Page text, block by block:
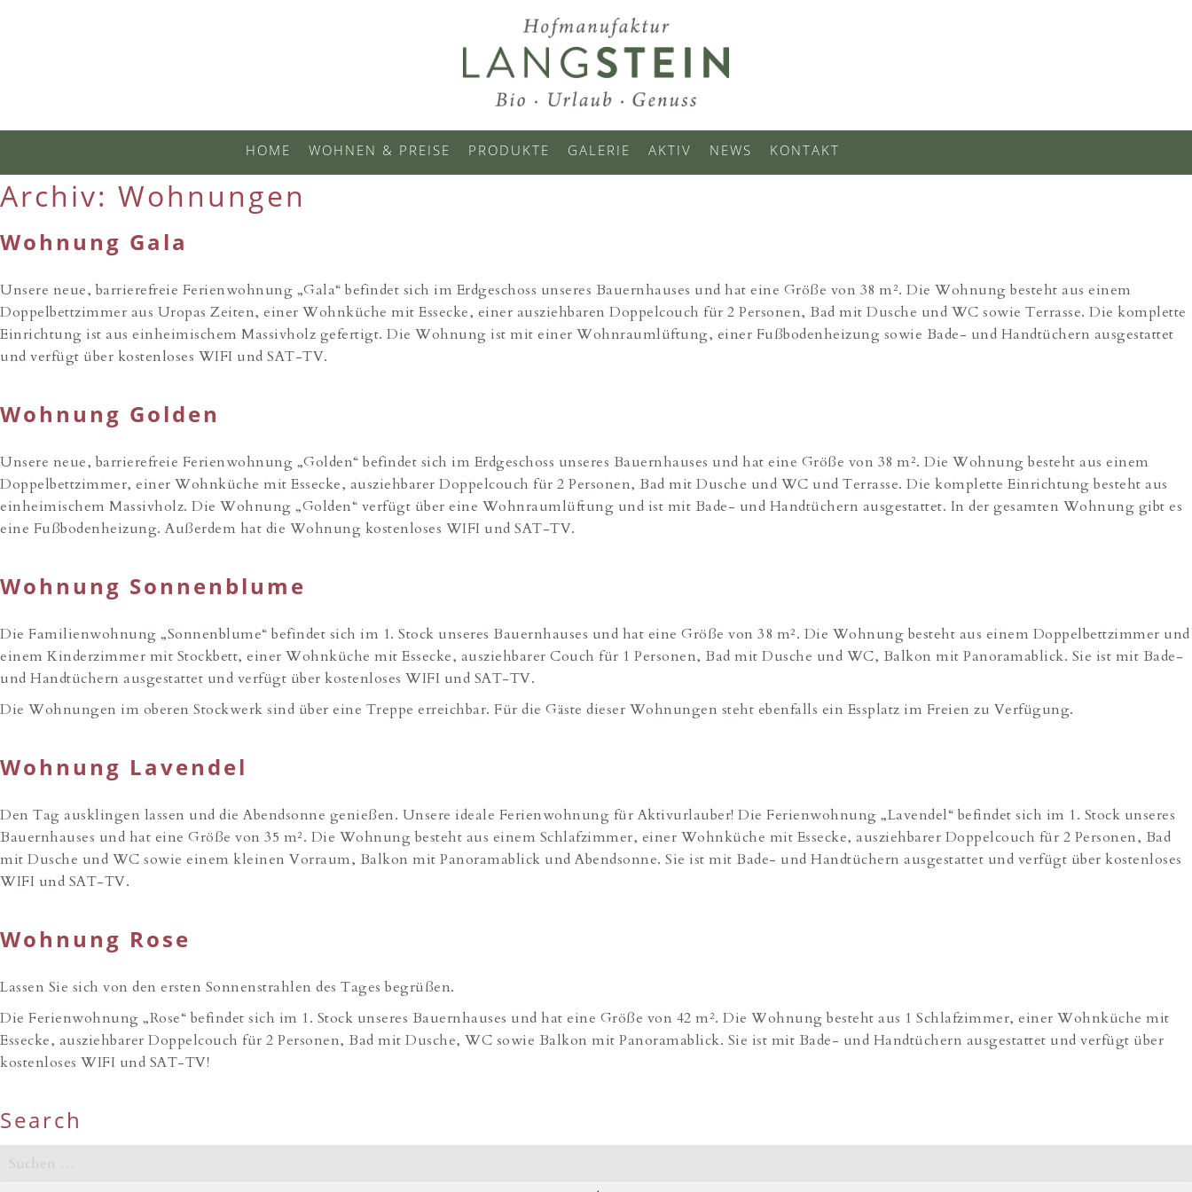
HOME WOHNEN & PREISE PRODUKTE GALERIE AKTIV NEWS KONTAKT
Archiv: Wohnungen
Wohnung Gala
Unsere neue, barrierefreie Ferienwohnung „Gala“ befindet sich im Erdgeschoss unseres Bauernhauses und hat eine Größe von 38 m². Die Wohnung besteht aus einem
Doppelbettzimmer aus Uropas Zeiten, einer Wohnküche mit Essecke, einer ausziehbaren Doppelcouch für 2 Personen, Bad mit Dusche und WC sowie Terrasse. Die komplette
Einrichtung ist aus einheimischem Massivholz gefertigt. Die Wohnung ist mit einer Wohnraumlüftung, einer Fußbodenheizung sowie Bade- und Handtüchern ausgestattet
und verfügt über kostenloses WIFI und SAT-TV.
Wohnung Golden
Unsere neue, barrierefreie Ferienwohnung „Golden“ befindet sich im Erdgeschoss unseres Bauernhauses und hat eine Größe von 38 m². Die Wohnung besteht aus einem
Doppelbettzimmer, einer Wohnküche mit Essecke, ausziehbarer Doppelcouch für 2 Personen, Bad mit Dusche und WC und Terrasse. Die komplette Einrichtung besteht aus
einheimischem Massivholz. Die Wohnung „Golden“ verfügt über eine Wohnraumlüftung und ist mit Bade- und Handtüchern ausgestattet. In der gesamten Wohnung gibt es
eine Fußbodenheizung. Außerdem hat die Wohnung kostenloses WIFI und SAT-TV.
Wohnung Sonnenblume
Die Familienwohnung „Sonnenblume“ befindet sich im 1. Stock unseres Bauernhauses und hat eine Größe von 38 m². Die Wohnung besteht aus einem Doppelbettzimmer und
einem Kinderzimmer mit Stockbett, einer Wohnküche mit Essecke, ausziehbarer Couch für 1 Personen, Bad mit Dusche und WC, Balkon mit Panoramablick. Sie ist mit Bade-
und Handtüchern ausgestattet und verfügt über kostenloses WIFI und SAT-TV.
Die Wohnungen im oberen Stockwerk sind über eine Treppe erreichbar. Für die Gäste dieser Wohnungen steht ebenfalls ein Essplatz im Freien zu Verfügung.
Wohnung Lavendel
Den Tag ausklingen lassen und die Abendsonne genießen. Unsere ideale Ferienwohnung für Aktivurlauber! Die Ferienwohnung „Lavendel“ befindet sich im 1. Stock unseres
Bauernhauses und hat eine Größe von 35 m². Die Wohnung besteht aus einem Schlafzimmer, einer Wohnküche mit Essecke, ausziehbarer Doppelcouch für 2 Personen, Bad
mit Dusche und WC sowie einem kleinen Vorraum, Balkon mit Panoramablick und Abendsonne. Sie ist mit Bade- und Handtüchern ausgestattet und verfügt über kostenloses
WIFI und SAT-TV.
Wohnung Rose
Lassen Sie sich von den ersten Sonnenstrahlen des Tages begrüßen.
Die Ferienwohnung „Rose“ befindet sich im 1. Stock unseres Bauernhauses und hat eine Größe von 42 m². Die Wohnung besteht aus 1 Schlafzimmer, einer Wohnküche mit
Essecke, ausziehbarer Doppelcouch für 2 Personen, Bad mit Dusche, WC sowie Balkon mit Panoramablick. Sie ist mit Bade- und Handtüchern ausgestattet und verfügt über
kostenloses WIFI und SAT-TV!
Search
Suchen